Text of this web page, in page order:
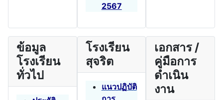
2567
ข้อมูล
โรงเรียน
ทั่วไป
โรงเรียน
สุจริต
แนวปฏิบัติ
เอกสาร /
คู่มือการ
ดำเนิน
งาน